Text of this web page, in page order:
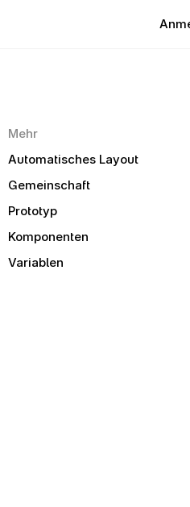
Mehr
Automatisches Layout
Gemeinschaft
Prototyp
Komponenten
Variablen